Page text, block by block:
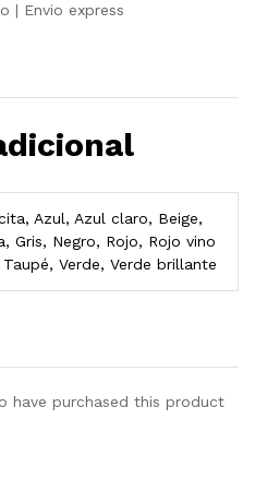
| Envio express
Azul, Azul claro, Beige,
Gris, Negro, Rojo, Rojo vino
Verde, Verde brillante
have purchased this product